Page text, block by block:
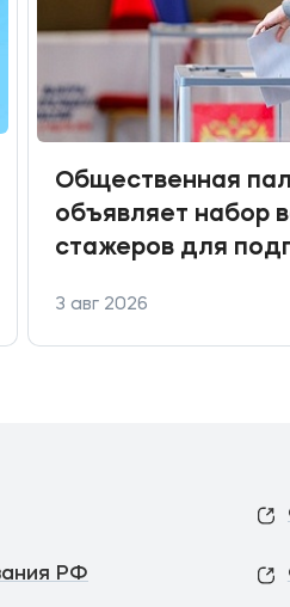
Общественная
объявляет набор
стажеров для
центра по
наблюдению за
3 авг 2026
РФ